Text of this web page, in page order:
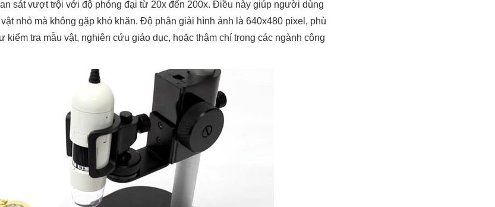
sát vượt trội với độ phóng đại từ 20x đến 200x. Điều này giúp người dùng
nhỏ mà không gặp khó khăn. Độ phân giải hình ảnh là 640x480 pixel, phù
kiểm tra mẫu vật, nghiên cứu giáo dục, hoặc thậm chí trong các ngành công